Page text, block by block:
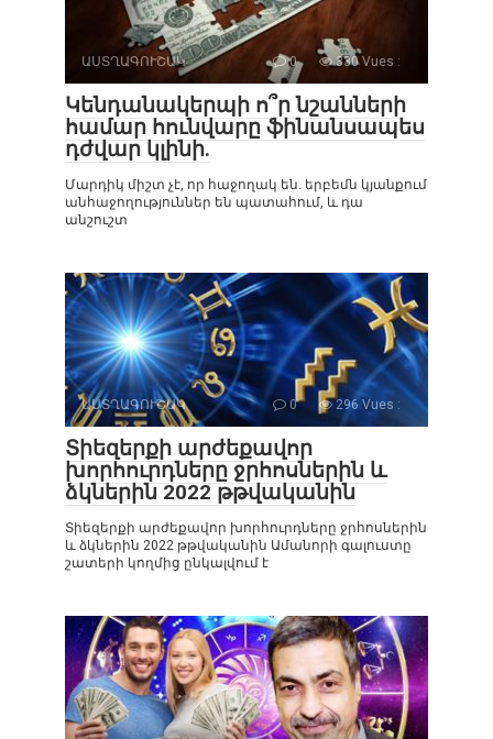
ԱՍՏՂԱԳՈՒՇԱԿ 0 330 Vues :
Կենդանակերպի ո՞ր նշանների
համար հունվարը ֆինանսապես
դժվար կլինի.
Մարդիկ միշտ չէ, որ հաջողակ են. երբեմն կյանքում
անհաջողություններ են պատահում, և դա
անշուշտ
ԱՍՏՂԱԳՈՒՇԱԿ 0 296 Vues :
Տիեզերքի արժեքավոր
խորհուրդները ջրհոսներին և
ձկներին 2022 թթվականին
Տիեզերքի արժեքավոր խորհուրդները ջրհոսներին
և ձկներին 2022 թթվականին Ամանորի գալուստը
շատերի կողմից ընկալվում է